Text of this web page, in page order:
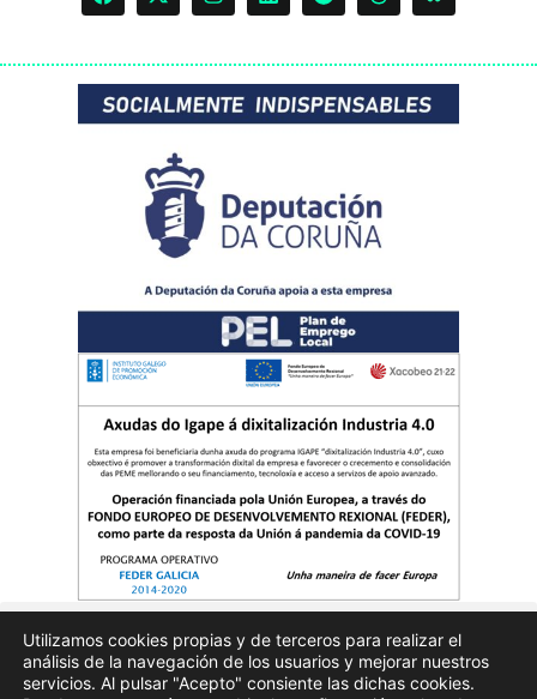
Quienes somos Publicidad Aviso Legal Politicas de privacidad
Utilizamos cookies propias y de terceros para realizar el
análisis de la navegación de los usuarios y mejorar nuestros
servicios. Al pulsar "Acepto" consiente las dichas cookies.